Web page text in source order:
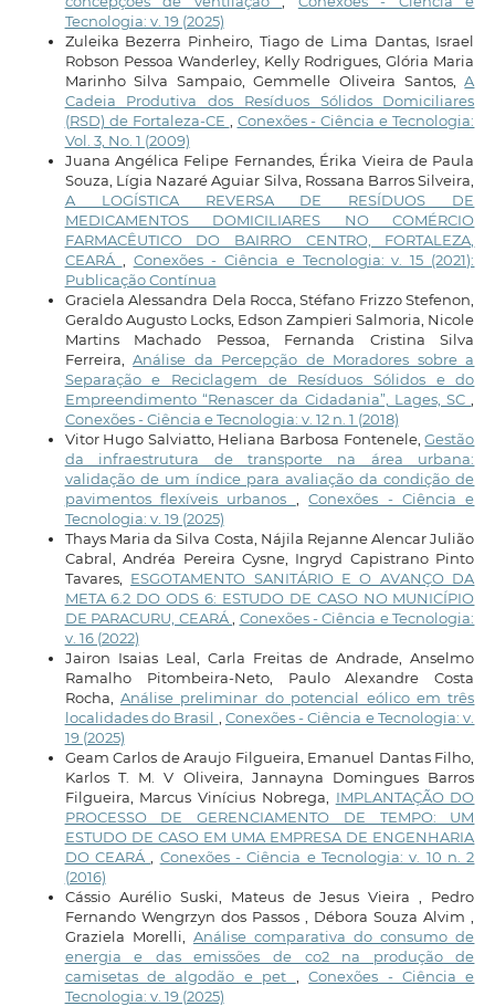
Tecnologia: v. 19 (2025)
Zuleika Bezerra Pinheiro, Tiago de Lima Dantas, Israel
Robson Pessoa Wanderley, Kelly Rodrigues, Glória Maria
Marinho Silva Sampaio, Gemmelle Oliveira Santos,A
Cadeia Produtiva dos Resíduos Sólidos Domiciliares
(RSD) de Fortaleza-CE
Conexões - Ciência e Tecnologia:
Vol. 3, No. 1 (2009)
Juana Angélica Felipe Fernandes, Érika Vieira de Paula
Souza, Lígia Nazaré Aguiar Silva, Rossana Barros Silveira,
A LOGÍSTICA REVERSA DE RESÍDUOS DE
MEDICAMENTOS DOMICILIARES NO COMÉRCIO
FARMACÊUTICO DO BAIRRO CENTRO, FORTALEZA,
CEARÁ
Conexões - Ciência e Tecnologia: v. 15 (2021):
Publicação Contínua
Graciela Alessandra Dela Rocca, Stéfano Frizzo Stefenon,
Geraldo Augusto Locks, Edson Zampieri Salmoria, Nicole
Martins Machado Pessoa, Fernanda Cristina Silva
Ferreira,Análise da Percepção de Moradores sobre a
Separação e Reciclagem de Resíduos Sólidos e do
Empreendimento “Renascer da Cidadania”, Lages, SC
Conexões - Ciência e Tecnologia: v. 12 n. 1 (2018)
Vitor Hugo Salviatto, Heliana Barbosa Fontenele,Gestão
da infraestrutura de transporte na área urbana:
validação de um índice para avaliação da condição de
pavimentos flexíveis urbanos
,Conexões - Ciência e
Tecnologia: v. 19 (2025)
Thays Maria da Silva Costa, Nájila Rejanne Alencar Julião
Cabral, Andréa Pereira Cysne, Ingryd Capistrano Pinto
Tavares, ESGOTAMENTO SANITÁRIO E O AVANÇO DA
META 6.2 DO ODS 6: ESTUDO DE CASO NO MUNICÍPIO
DE PARACURU, CEARÁ
Conexões - Ciência e Tecnologia:
v. 16 (2022)
Jairon Isaias Leal, Carla Freitas de Andrade, Anselmo
Ramalho Pitombeira-Neto, Paulo Alexandre Costa
Rocha, Análise preliminar do potencial eólico em três
localidades do Brasil
Conexões - Ciência e Tecnologia: v.
19 (2025)
Geam Carlos de Araujo Filgueira, Emanuel Dantas Filho,
Karlos T. M. V Oliveira, Jannayna Domingues Barros
Filgueira, Marcus Vinícius Nobrega, IMPLANTAÇÃO DO
PROCESSO DE GERENCIAMENTO DE TEMPO: UM
ESTUDO DE CASO EM UMA EMPRESA DE ENGENHARIA
DO CEARÁ
Conexões - Ciência e Tecnologia: v. 10 n. 2
(2016)
Cássio Aurélio Suski, Mateus de Jesus Vieira , Pedro
Fernando Wengrzyn dos Passos , Débora Souza Alvim ,
Graziela Morelli, Análise comparativa do consumo de
energia e das emissões de co2 na produção de
camisetas de algodão e pet
,Conexões - Ciência e
Tecnologia: v. 19 (2025)